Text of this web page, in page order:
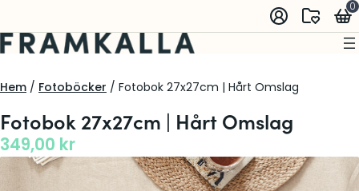
0
Hem / Fotoböcker / Fotobok 27x27cm | Hårt Omslag
Fotobok 27x27cm | Hårt Omslag
349,00 kr